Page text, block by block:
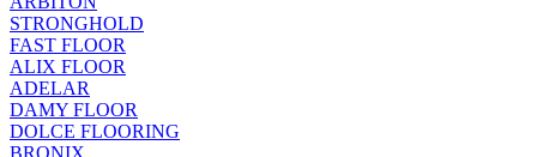
STRONGHOLD
FAST FLOOR
ALIX FLOOR
ADELAR
DAMY FLOOR
DOLCE FLOORING
BRONIX